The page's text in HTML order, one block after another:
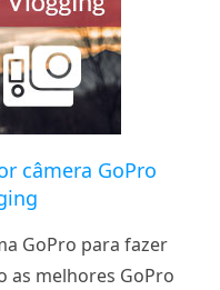
câmera GoPro
GoPro para fazer
as melhores GoPro